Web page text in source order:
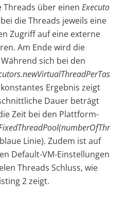
über einen Executo
die Threads jeweils eine
Zugriff auf eine externe
Am Ende wird die
sich bei den
Ergebnis zeigt
Dauer beträgt
Zeit bei den Plattform-
Linie). Zudem ist auf
Default-VM-Einstellungen
Threads Schluss, wie
2 zeigt.